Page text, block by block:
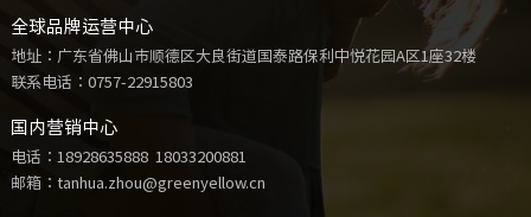
全球品牌运营中心
地址：广东省佛山市顺德区大良街道国泰路保利中悦花园A区1座32楼
联系电话： 0757-22915803
国内营销中心
电话： 18928635888 18033200881
邮箱：tanhua.zhou@greenyellow.cn